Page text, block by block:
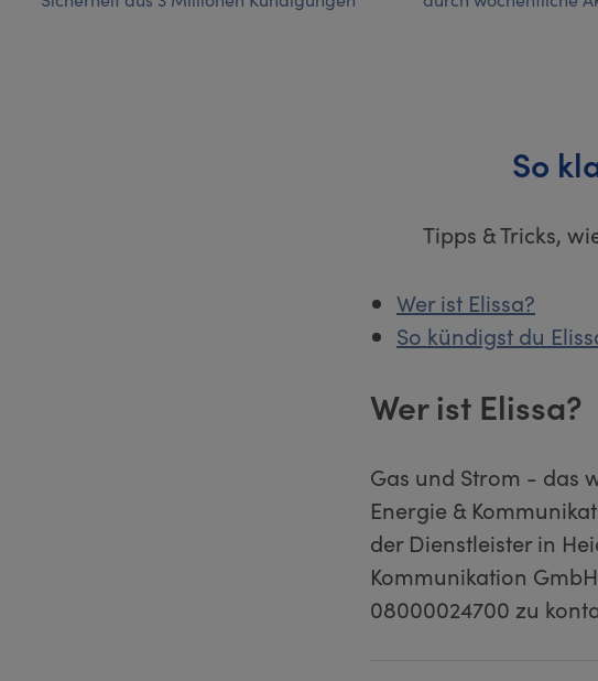
So
Tipps & Tricks,
Wer ist Elissa?
So kündigst du
Wer ist Elissa?
Gas und Strom - das
Energie &
der Dienstleister in
Kommunikation
08000024700 zu